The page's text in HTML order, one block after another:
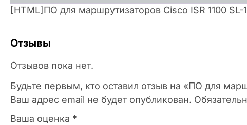
[HTML]ПО для маршрутизаторов Cisco ISR 1100 SL-
Отзывы
Отзывов пока нет.
Будьте первым, кто оставил отзыв на «ПО для
Ваш адрес email не будет опубликован.
Ваша оценка *